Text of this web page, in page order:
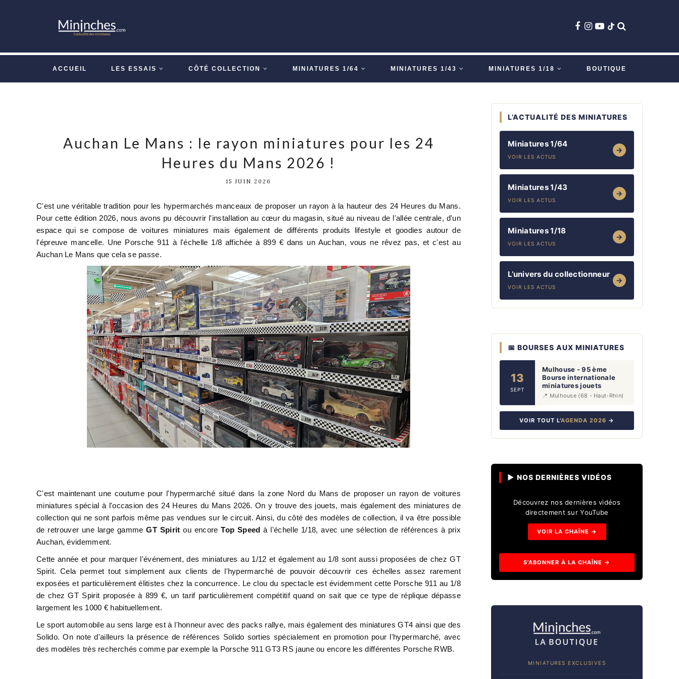
ACCUEIL LES ESSAIS CÔTÉ COLLECTION MINIATURES 1/64 MINIATURES 1/43 MINIATURES 1/18 BOUTIQUE
Auchan Le Mans : le rayon miniatures pour les 24
Heures du Mans 2026 !
15 JUIN 2026
C'est une véritable tradition pour les hypermarchés manceaux de proposer un rayon à la hauteur des 24 Heures du Mans.
Pour cette édition 2026, nous avons pu découvrir l'installation au cœur du magasin, situé au niveau de l'allée centrale, d'un
espace qui se compose de voitures miniatures mais également de différents produits lifestyle et goodies autour de
l'épreuve mancelle. Une Porsche 911 à l'échelle 1/8 affichée à 899 € dans un Auchan, vous ne rêvez pas, et c'est au
Auchan Le Mans que cela se passe.
C'est maintenant une coutume pour l'hypermarché situé dans la zone Nord du Mans de proposer un rayon de voitures
miniatures spécial à l'occasion des 24 Heures du Mans 2026. On y trouve des jouets, mais également des miniatures de
collection qui ne sont parfois même pas vendues sur le circuit. Ainsi, du côté des modèles de collection, il va être possible
de retrouver une large gamme GT Spirit ou encoreTop Speedà l'échelle 1/18, avec une sélection de références à prix
Auchan, évidemment.
Cette année et pour marquer l'événement, des miniatures au 1/12 et également au 1/8 sont aussi proposées de chez GT
Spirit. Cela permet tout simplement aux clients de l'hypermarché de pouvoir découvrir ces échelles assez rarement
exposées et particulièrement élitistes chez la concurrence. Le clou du spectacle est évidemment cette Porsche 911 au 1/8
de chez GT Spirit proposée à 899 €, un tarif particulièrement compétitif quand on sait que ce type de réplique dépasse
largement les 1000 € habituellement.
Le sport automobile au sens large est à l'honneur avec des packs rallye, mais également des miniatures GT4 ainsi que des
Solido. On note d'ailleurs la présence de références Solido sorties spécialement en promotion pour l'hypermarché, avec
des modèles très recherchés comme par exemple la Porsche 911 GT3 RS jaune ou encore les différentes Porsche RWB.
L’ACTUALITÉ DES MINIATURES
Miniatures 1/64
VOIR LES ACTUS
→
Miniatures 1/43
VOIR LES ACTUS
→
Miniatures 1/18
VOIR LES ACTUS
→
L’univers du collectionneur
VOIR LES ACTUS
→
📅 BOURSES AUX MINIATURES
13
SEPT
Mulhouse - 95 ème
Bourse internationale
miniatures jouets
📍 Mulhouse (68 - Haut-Rhin)
VOIR TOUT L'AGENDA 2026 →
▶ NOS DERNIÈRES VIDÉOS
Découvrez nos dernières vidéos
directement sur YouTube
VOIR LA CHAÎNE →
S'ABONNER À LA CHAÎNE →
MINIATURES EXCLUSIVES